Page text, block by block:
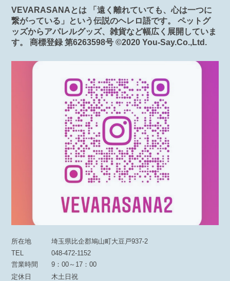
VEVARASANAとは 「遠く離れていても、心は一つに
繋がっている」という伝説のヘレロ語です。 ペットグ
ッズからアパレルグッズ、雑貨など幅広く展開していま
す。 商標登録 第6263598号 ©️2020 You-Say.Co.,Ltd.
所在地
埼玉県比企郡鳩山町大豆戸937-2
TEL
048-472-1152
営業時間
9：00～17：00
定休日
木土日祝